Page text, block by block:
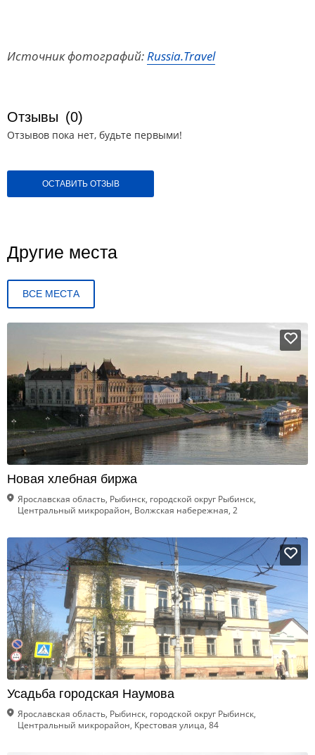
Источник фотографий:Russia.Travel
Отзывы (0)
Отзывов пока нет, будьте первыми!
ОСТАВИТЬ ОТЗЫВ
Другие места
ВСЕ МЕСТА
Новая хлебная биржа
Ярославская область, Рыбинск, городской округ Рыбинск,
Центральный микрорайон, Волжская набережная, 2
Усадьба городская Наумова
Ярославская область, Рыбинск, городской округ Рыбинск,
Центральный микрорайон, Крестовая улица, 84